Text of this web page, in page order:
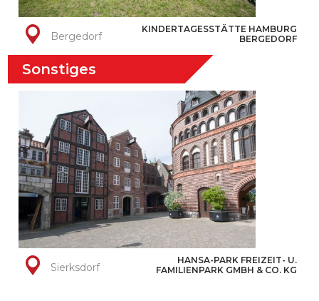
Bergedorf
KINDERTAGESSTÄTTE HAMBURG
BERGEDORF
Sonstiges
Sierksdorf
HANSA-PARK FREIZEIT- U.
FAMILIENPARK GMBH & CO. KG